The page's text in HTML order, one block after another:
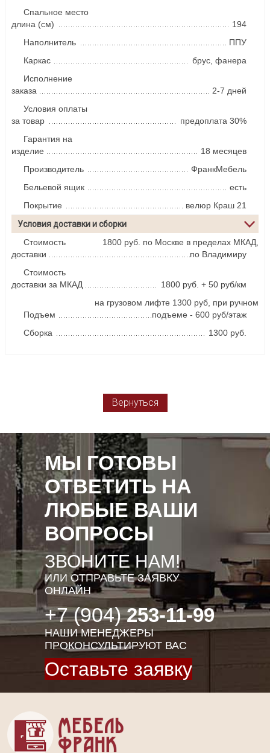
Спальное место
длина (см)
194
Наполнитель
ППУ
Каркас
брус, фанера
Исполнение
заказа
2-7 дней
Условия оплаты
за товар
предоплата 30%
Гарантия на
изделие
18 месяцев
Производитель
ФранкМебель
Бельевой ящик
есть
Покрытие
велюр Краш 21
Условия доставки и сборки
Стоимость
доставки
1800 руб. по Москве в пределах МКАД,
по Владимиру
Стоимость
доставки за МКАД
1800 руб. + 50 руб/км
Подъем
на грузовом лифте 1300 руб, при ручном
подъеме - 600 руб/этаж
Сборка
1300 руб.
Вернуться
МЫ ГОТОВЫ
ОТВЕТИТЬ НА
ЛЮБЫЕ ВАШИ
ВОПРОСЫ
ЗВОНИТЕ НАМ!
ИЛИ ОТПРАВЬТЕ ЗАЯВКУ
ОНЛАЙН
+7 (904)253-11-99
НАШИ МЕНЕДЖЕРЫ
ПРОКОНСУЛЬТИРУЮТ ВАС
Оставьте заявку